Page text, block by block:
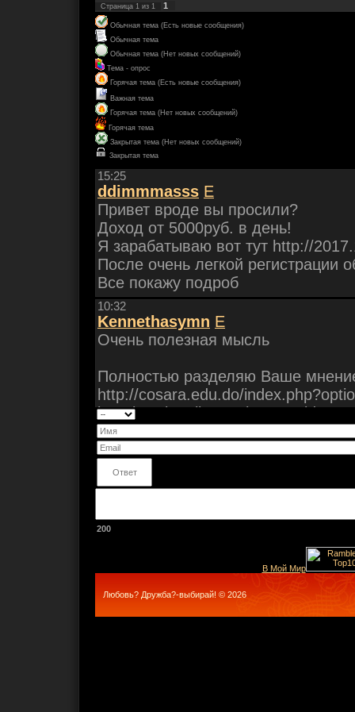
Страница 1 из 1 1
Обычная тема (Есть новые сообщения)
Обычная тема
Обычная тема (Нет новых сообщений)
Тема - опрос
Горячая тема (Есть новые сообщения)
Важная тема
Горячая тема (Нет новых сообщений)
Горячая тема
Закрытая тема (Нет новых сообщений)
Закрытая тема
200
В Мой Мир
Любовь? Дружба?-выбирай! © 2026